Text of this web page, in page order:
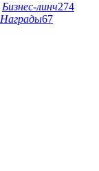
Бизнес-линч274
Награды67